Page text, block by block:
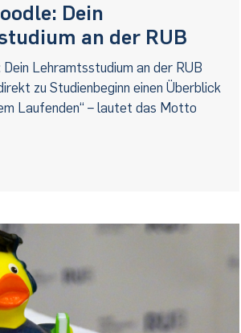
Dein
an der RUB
Lehramtsstudium an der RUB
zu Studienbeginn einen Überblick
Laufenden“ – lautet das Motto